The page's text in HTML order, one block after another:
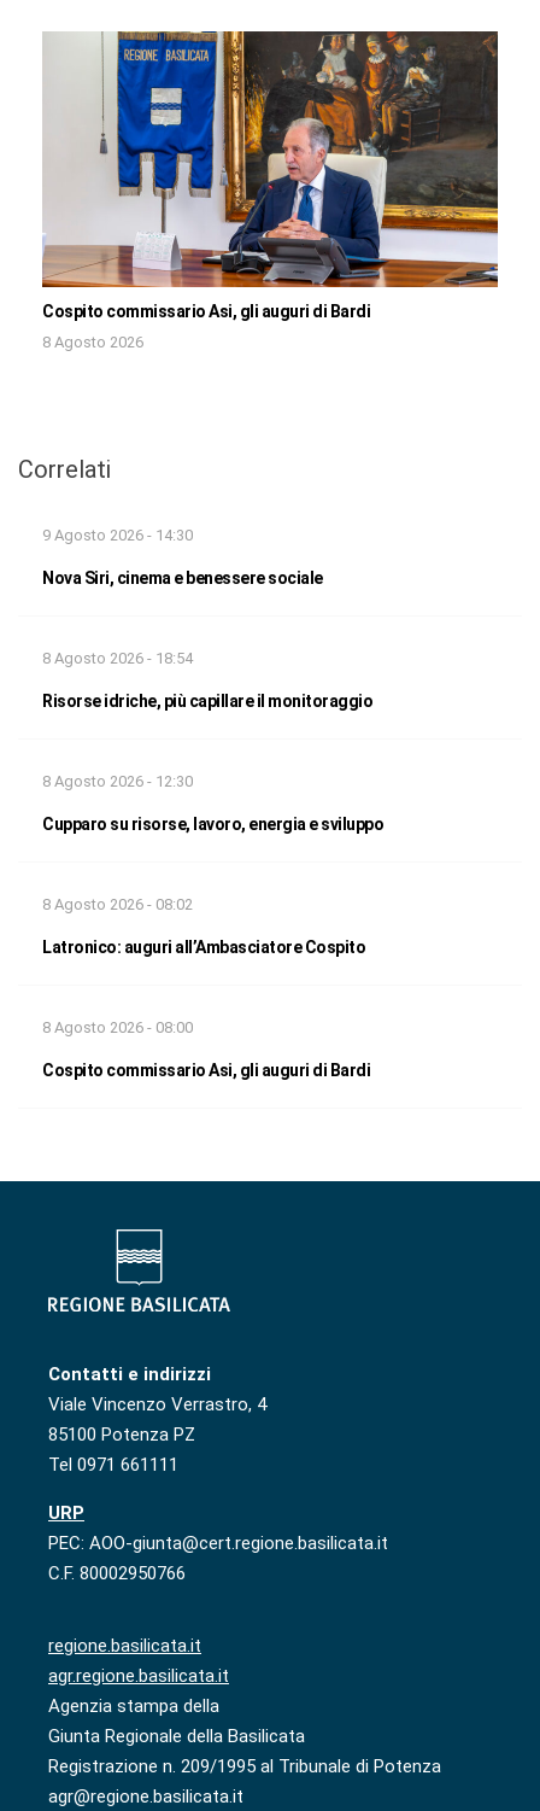
Cospito commissario Asi, gli auguri di Bardi
8 Agosto 2026
Correlati
9 Agosto 2026 - 14:30
Nova Siri, cinema e benessere sociale
8 Agosto 2026 - 18:54
Risorse idriche, più capillare il monitoraggio
8 Agosto 2026 - 12:30
Cupparo su risorse, lavoro, energia e sviluppo
8 Agosto 2026 - 08:02
Latronico: auguri all’Ambasciatore Cospito
8 Agosto 2026 - 08:00
Cospito commissario Asi, gli auguri di Bardi
Contatti e indirizzi
Viale Vincenzo Verrastro, 4
85100 Potenza PZ
Tel 0971 661111
URP
PEC: AOO-giunta@cert.regione.basilicata.it
C.F. 80002950766
regione.basilicata.it
agr.regione.basilicata.it
Agenzia stampa della
Giunta Regionale della Basilicata
Registrazione n. 209/1995 al Tribunale di Potenza
agr@regione.basilicata.it